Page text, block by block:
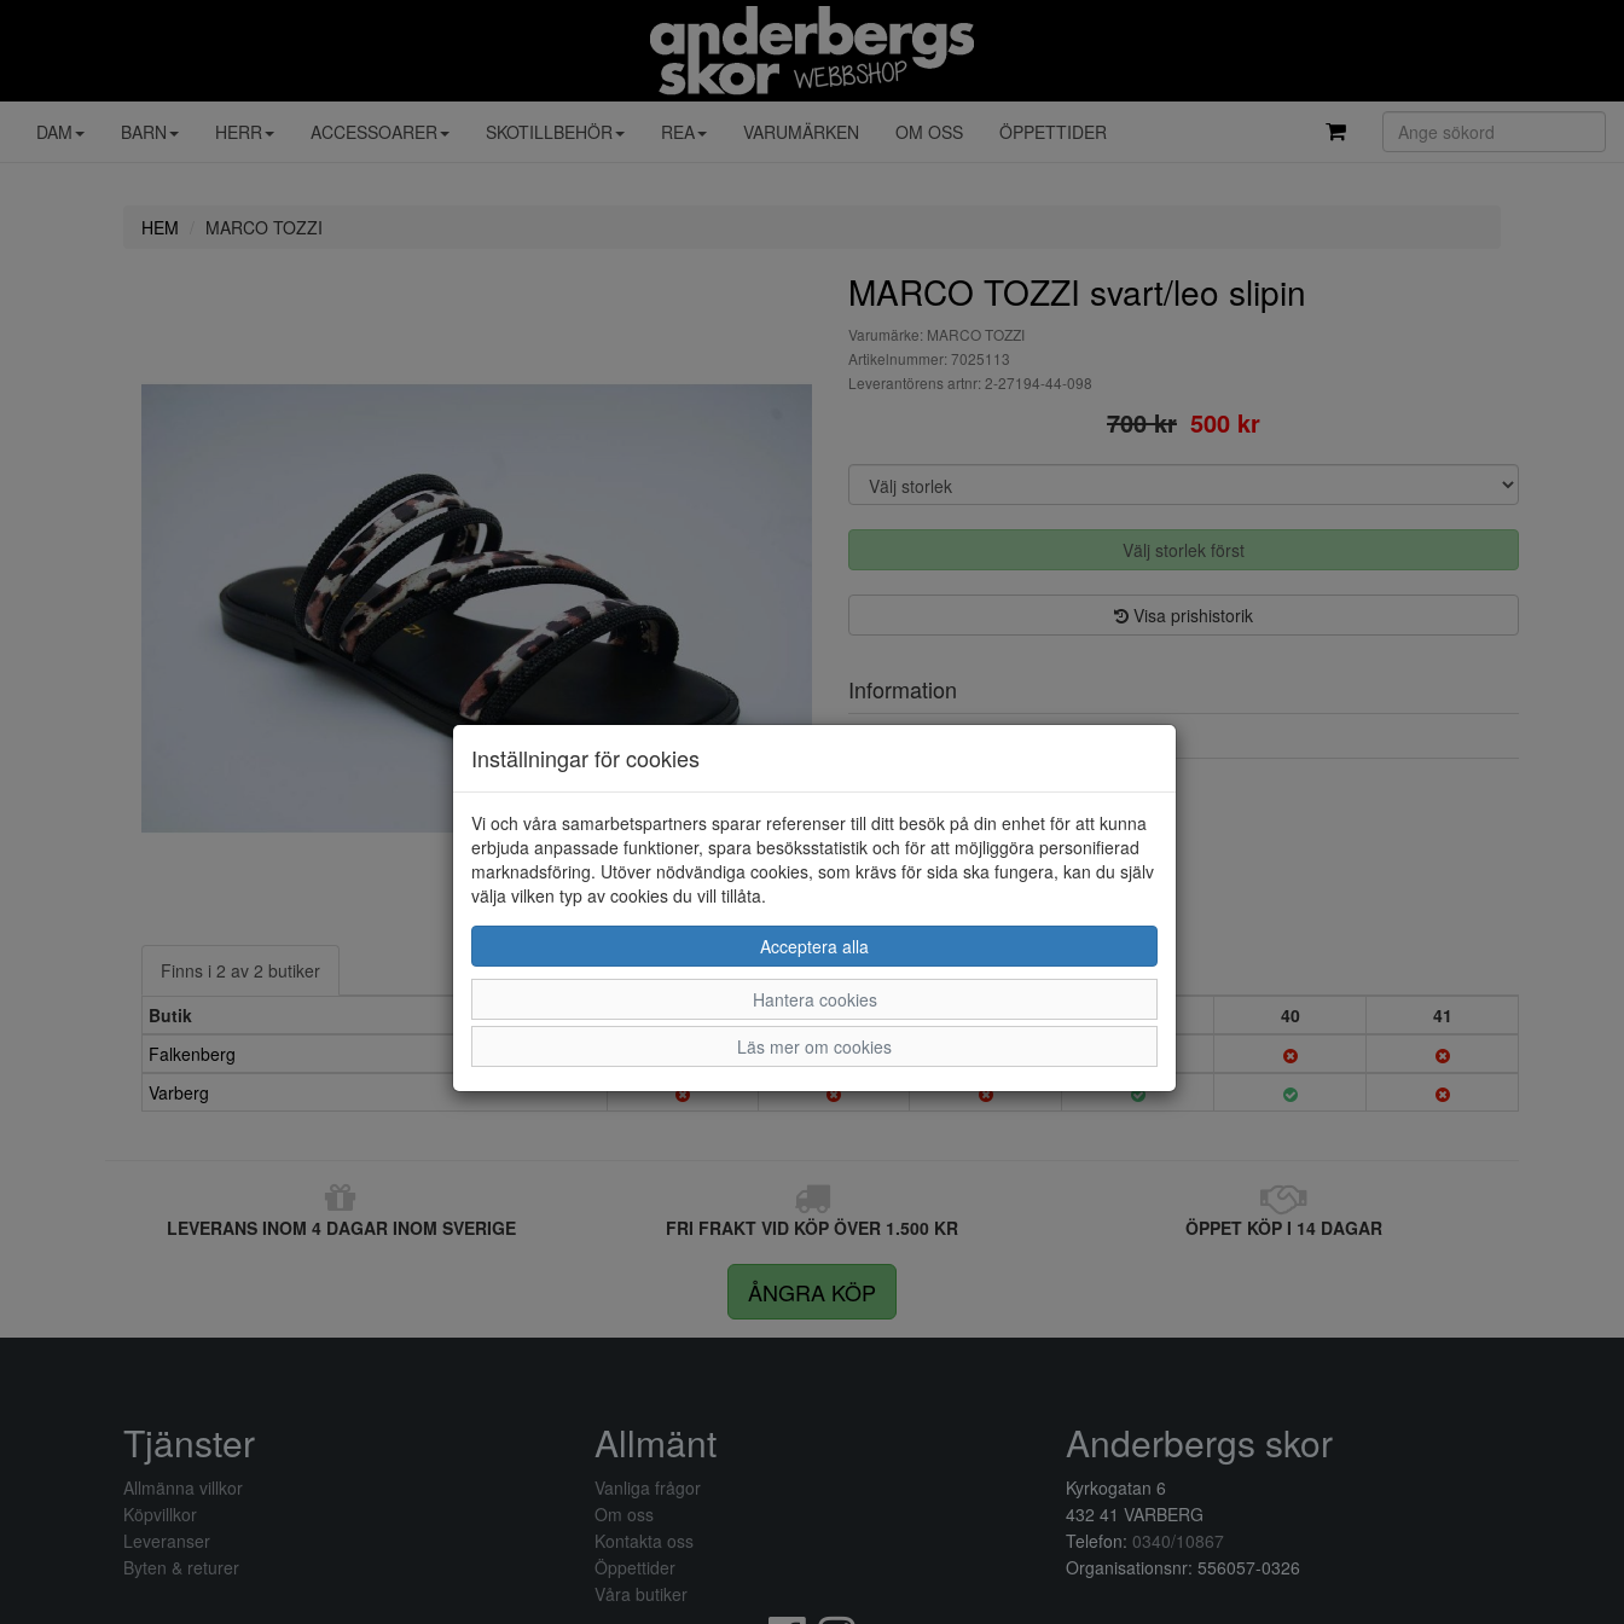
DAM BARN HERR ACCESSOARER SKOTILLBEHÖR REA VARUMÄRKEN OM OSS ÖPPETTIDER
HEM MARCO TOZZI
MARCO TOZZI svart/leo slipin
Varumärke: MARCO TOZZI
Artikelnummer: 7025113
Leverantörens artnr: 2-27194-44-098
700 kr 500 kr
Välj storlek först
Visa prishistorik
Information
Finns i 2 av 2 butiker
Butik
36 37 38 39 40
41
Falkenberg
Varberg
LEVERANS INOM 4 DAGAR INOM SVERIGE FRI FRAKT VID KÖP ÖVER 1.500 KR ÖPPET KÖP I 14 DAGAR
ÅNGRA KÖP
Inställningar för cookies
Vi och våra samarbetspartners sparar referenser till ditt besök på din enhet för att kunna
erbjuda anpassade funktioner, spara besöksstatistik och för att möjliggöra personifierad
marknadsföring. Utöver nödvändiga cookies, som krävs för sida ska fungera, kan du själv
välja vilken typ av cookies du vill tillåta.
Acceptera alla
Hantera cookies
Läs mer om cookies
Tjänster
Allmänna villkor
Köpvillkor
Leveranser
Byten & returer
Allmänt
Vanliga frågor
Om oss
Kontakta oss
Öppettider
Våra butiker
Anderbergs skor
Kyrkogatan 6
432 41 VARBERG
Telefon: 0340/10867
Organisationsnr: 556057-0326